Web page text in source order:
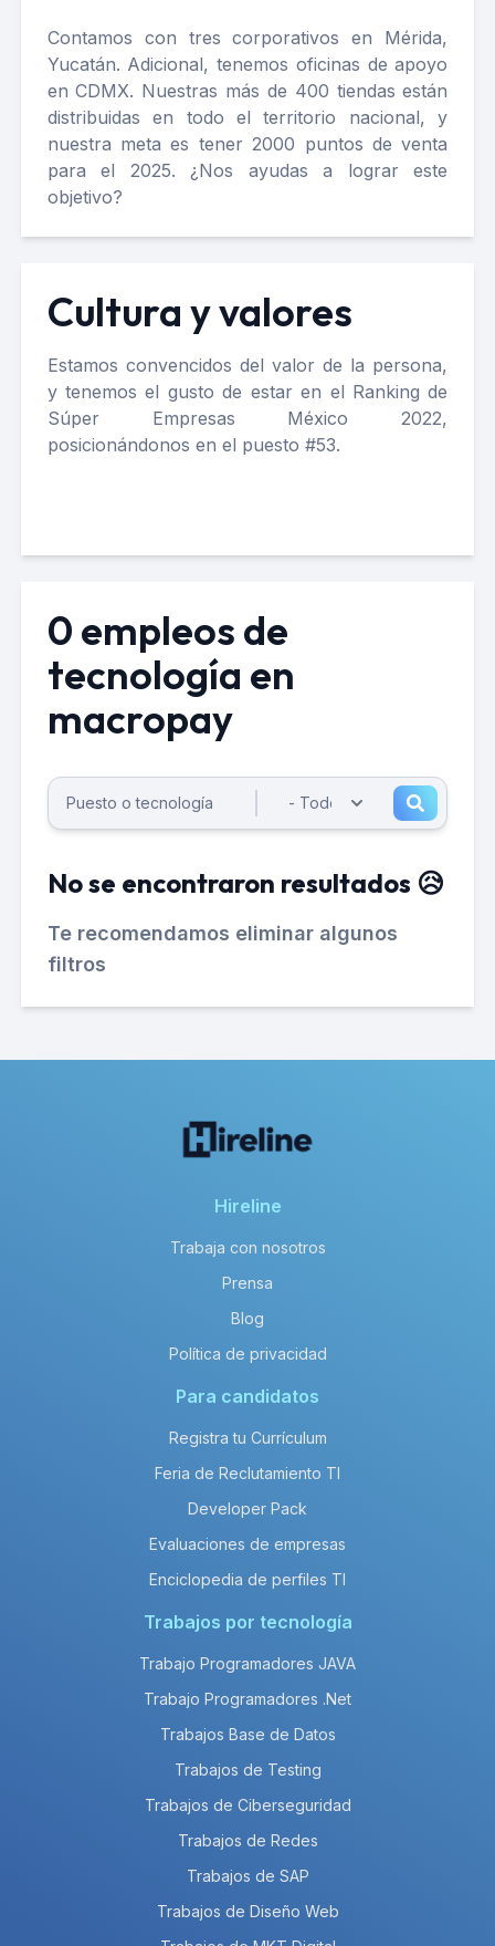
Contamos con tres corporativos en Mérida,
Yucatán. Adicional, tenemos oficinas de apoyo
en CDMX. Nuestras más de 400 tiendas están
distribuidas en todo el territorio nacional, y
nuestra meta es tener 2000 puntos de venta
para el 2025. ¿Nos ayudas a lograr este
objetivo?
Cultura y valores
Estamos convencidos del valor de la persona,
y tenemos el gusto de estar en el Ranking de
Súper Empresas México 2022,
posicionándonos en el puesto #53.
0 empleos de
tecnología en
macropay
No se encontraron resultados 😥
Te recomendamos eliminar algunos
filtros
Hireline
Trabaja con nosotros
Prensa
Blog
Política de privacidad
Para candidatos
Registra tu Currículum
Feria de Reclutamiento TI
Developer Pack
Evaluaciones de empresas
Enciclopedia de perfiles TI
Trabajos por tecnología
Trabajo Programadores JAVA
Trabajo Programadores .Net
Trabajos Base de Datos
Trabajos de Testing
Trabajos de Ciberseguridad
Trabajos de Redes
Trabajos de SAP
Trabajos de Diseño Web